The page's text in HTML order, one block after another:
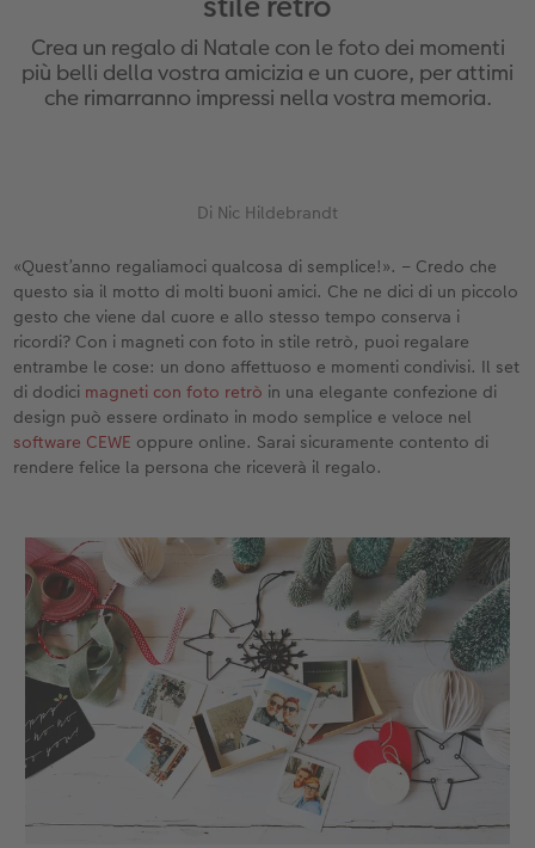
Custodia personalizzata
Tasca interna
Come ordinare
Esempi di clienti
Storie dei clienti
Coffeetable Book «Art Collection»
Accessori
Nature Prints
Poster premium
Fototessere biometriche
Accessori
CEWE myPhotos
Poster con mappa
Collage fotografico
Foto su legno
Poster Gallery
Poster su forex
Mosaico
CEWE myPhotos
Accessori
Altre occasioni
Biglietti pieghevoli
CEWE myPhotos
Giochi
Scuola e ufficio
Foto-box regalo
Idee regalo
Buono regalo CEWE
CEWE myPhotos
Novità
Cover in silicone
Cover rigide
Con design
CEWE myPhotos
Calendari da parete con design
Calendario da parete A4
CEWE myPhotos
Accessori
per il compleanno
Regali per la festa della mamma
per l’addio al nubilato
Matrimonio
Annuario
Crea un regalo di Natale con le foto dei momenti
più belli della vostra amicizia e un cuore, per attimi
che rimarranno impressi nella vostra memoria.
Di Nic Hildebrandt
«Quest’anno regaliamoci qualcosa di semplice!». – Credo che
questo sia il motto di molti buoni amici. Che ne dici di un piccolo
gesto che viene dal cuore e allo stesso tempo conserva i
ricordi? Con i magneti con foto in stile retrò, puoi regalare
entrambe le cose: un dono affettuoso e momenti condivisi. Il set
di dodici magneti con foto retrò in una elegante confezione di
design può essere ordinato in modo semplice e veloce nel
software CEWE oppure online. Sarai sicuramente contento di
rendere felice la persona che riceverà il regalo.